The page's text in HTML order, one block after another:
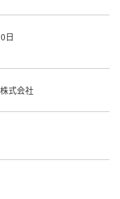
日
式会社